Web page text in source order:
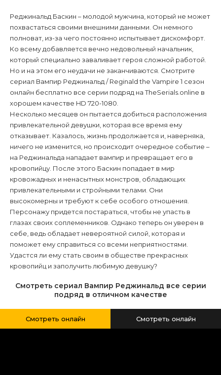
Реджинальд Баскин – молодой мужчина, который не может
похвастаться своими внешними данными. Он немного
полноват, из-за чего постоянно испытывает дискомфорт.
Ко всему добавляется вечно недовольный начальник,
который специально заваливает героя сложной работой.
Но и на этом его неудачи не заканчиваются. Смотрите
сериал Вампир Реджинальд / Reginald the Vampire 1 сезон
онлайн бесплатно все серии подряд на TheSerials.online в
хорошем качестве HD 720-1080.
Несколько месяцев он пытается добиться расположения
привлекательной девушки, которая все время ему
отказывает. Казалось, жизнь продолжается и, наверняка,
ничего не изменится, но происходит очередное событие –
на Реджинальда нападает вампир и превращает его в
кровопийцу. После этого Баскин попадает в мир
кровожадных и ненасытных монстров, обладающих
привлекательными и стройными телами. Они
высокомерны и требуют к себе особого отношения.
Персонажу придется постараться, чтобы не упасть в
глазах своих соплеменников. Однако теперь он уверен в
себе, ведь обладает невероятной силой, которая и
поможет ему справиться со всеми неприятностями.
Удастся ли ему стать своим в обществе прекрасных
кровопийц и заполучить любимую девушку?
Смотреть сериал Вампир Реджинальд все серии
подряд в отличном качестве
Смотреть онлайн Смотреть онлайн